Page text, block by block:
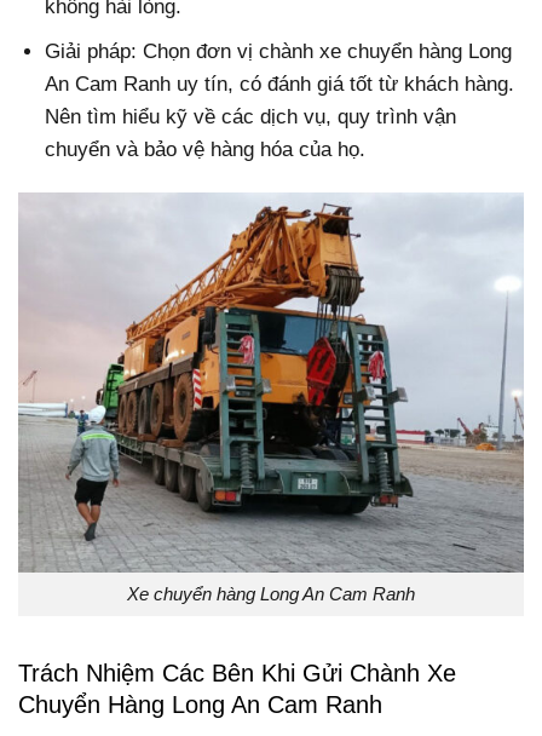
không hài lòng.
Giải pháp: Chọn đơn vị chành xe chuyển hàng Long
An Cam Ranh uy tín, có đánh giá tốt từ khách hàng.
Nên tìm hiểu kỹ về các dịch vụ, quy trình vận
chuyển và bảo vệ hàng hóa của họ.
Xe chuyển hàng Long An Cam Ranh
Trách Nhiệm Các Bên Khi Gửi Chành Xe
Chuyển Hàng Long An Cam Ranh